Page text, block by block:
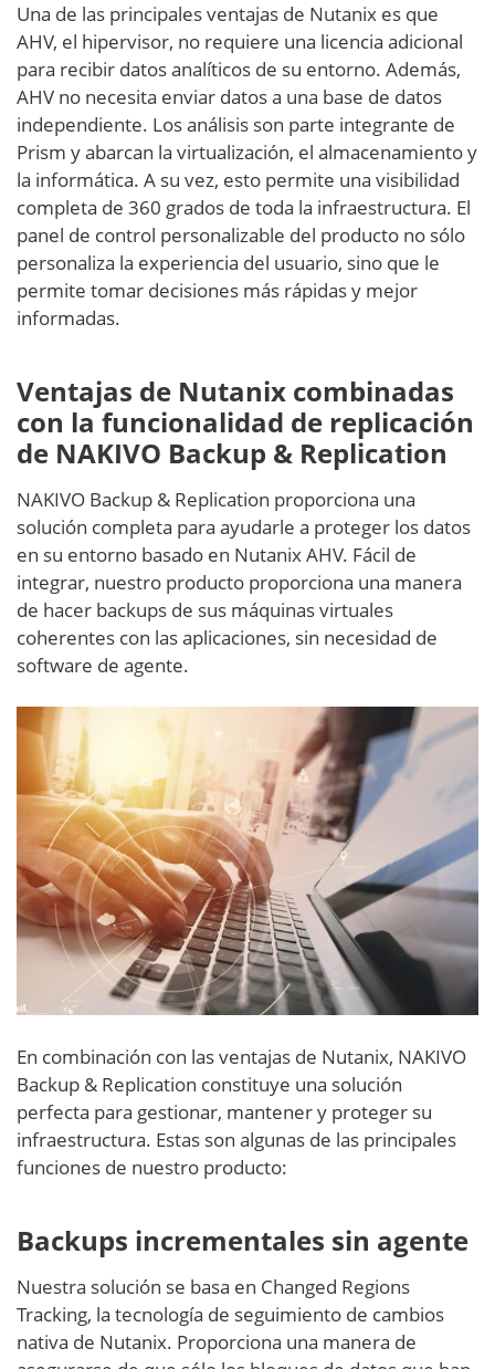
Una de las principales ventajas de Nutanix es que
AHV, el hipervisor, no requiere una licencia adicional
para recibir datos analíticos de su entorno. Además,
AHV no necesita enviar datos a una base de datos
independiente. Los análisis son parte integrante de
Prism y abarcan la virtualización, el almacenamiento y
la informática. A su vez, esto permite una visibilidad
completa de 360 grados de toda la infraestructura. El
panel de control personalizable del producto no sólo
personaliza la experiencia del usuario, sino que le
permite tomar decisiones más rápidas y mejor
informadas.
Ventajas de Nutanix combinadas
con la funcionalidad de replicación
de NAKIVO Backup & Replication
NAKIVO Backup & Replication proporciona una
solución completa para ayudarle a proteger los datos
en su entorno basado en Nutanix AHV. Fácil de
integrar, nuestro producto proporciona una manera
de hacer backups de sus máquinas virtuales
coherentes con las aplicaciones, sin necesidad de
software de agente.
En combinación con las ventajas de Nutanix, NAKIVO
Backup & Replication constituye una solución
perfecta para gestionar, mantener y proteger su
infraestructura. Estas son algunas de las principales
funciones de nuestro producto:
Backups incrementales sin agente
Nuestra solución se basa en Changed Regions
Tracking, la tecnología de seguimiento de cambios
nativa de Nutanix. Proporciona una manera de